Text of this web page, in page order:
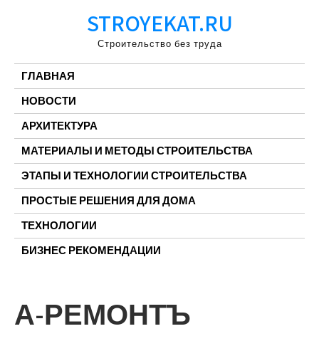
STROYEKAT.RU
Строительство без труда
ГЛАВНАЯ
НОВОСТИ
АРХИТЕКТУРА
МАТЕРИАЛЫ И МЕТОДЫ СТРОИТЕЛЬСТВА
ЭТАПЫ И ТЕХНОЛОГИИ СТРОИТЕЛЬСТВА
ПРОСТЫЕ РЕШЕНИЯ ДЛЯ ДОМА
ТЕХНОЛОГИИ
БИЗНЕС РЕКОМЕНДАЦИИ
А-РЕМОНТЪ